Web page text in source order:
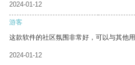
2024-01-12
游客
这款软件的社区氛围非常好，可以与其他
2024-01-12